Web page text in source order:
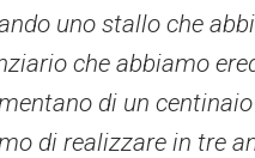
uno stallo che
che abbiamo
di un
di realizzare in tre